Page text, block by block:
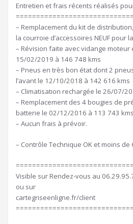
Entretien et frais récents réalisés
– Remplacement du kit de
la courroie d’accessoires NEUF pour
– Révision faite avec vidange moteur
15/02/2019 à 146 748 kms
– Pneus en très bon état dont 2
l’avant le 12/10/2018 à 142 616 kms
– Climatisation rechargée le 26/07/
– Remplacement des 4 bougies de
batterie le 02/12/2016 à 113 743 kms
– Aucun frais à prévoir.
– Contrôle Technique OK et moins de
Visible sur Rendez-vous au
ou sur
cartegriseenligne.fr/client